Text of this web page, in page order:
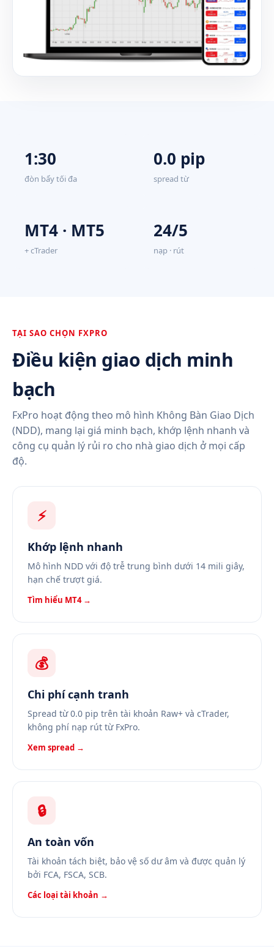
1:30
đòn bẩy tối đa
0.0 pip
spread từ
MT4 · MT5
+ cTrader
24/5
nạp · rút
TẠI SAO CHỌN FXPRO
Điều kiện giao dịch minh
bạch
FxPro hoạt động theo mô hình Không Bàn Giao Dịch
(NDD), mang lại giá minh bạch, khớp lệnh nhanh và
công cụ quản lý rủi ro cho nhà giao dịch ở mọi cấp
độ.
⚡
Khớp lệnh nhanh
Mô hình NDD với độ trễ trung bình dưới 14 mili giây,
hạn chế trượt giá.
Tìm hiểu MT4 →
💰
Chi phí cạnh tranh
Spread từ 0.0 pip trên tài khoản Raw+ và cTrader,
không phí nạp rút từ FxPro.
Xem spread →
🔒
An toàn vốn
Tài khoản tách biệt, bảo vệ số dư âm và được quản lý
bởi FCA, FSCA, SCB.
Các loại tài khoản →